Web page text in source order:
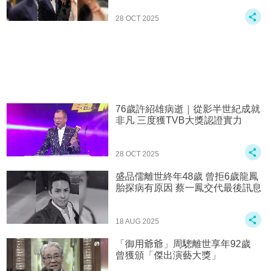
28 OCT 2025
76歲許紹雄病逝｜從影半世紀成就
非凡 三度獲TVB大獎認證實力
28 OCT 2025
盛品儒離世終年48歲 曾拒6歲龍鳳
胎探病有原因 蔡一鳳交代最後訊息
18 AUG 2025
「御用爺爺」周驄離世享年92歲
曾獲頒「傑出演藝大獎」